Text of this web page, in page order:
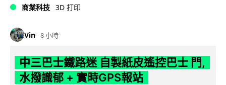
商業科技 3D 打印
Vin 8 小時
中三巴士鐵路迷 自製紙皮遙控巴士 門,
水撥識郁 + 實時GPS報站